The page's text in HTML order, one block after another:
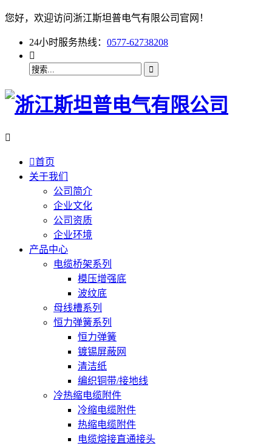
您好，欢迎访问浙江斯坦普电气有限公司官网！
24小时服务热线： 0577-62738208


首页
关于我们
公司简介
企业文化
公司资质
企业环境
产品中心
电缆桥架系列
模压增强底
波纹底
母线槽系列
恒力弹簧系列
恒力弹簧
镀锡屏蔽网
清洁纸
编织铜带/接地线
冷热缩电缆附件
冷缩电缆附件
热缩电缆附件
电缆熔接直通接头